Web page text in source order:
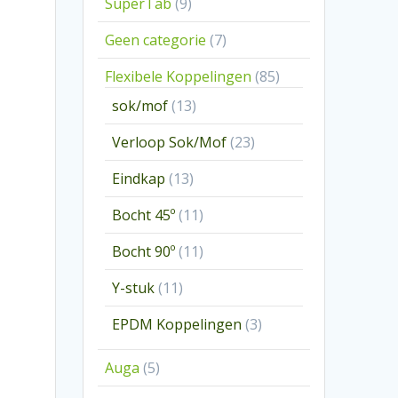
producten
Geen categorie 77
producten
Flexibele Koppelingen 8585
sok/mof 1313
producten
Verloop Sok/Mof 2323
producten
Eindkap 1313
producten
Bocht 45º 1111
producten
Bocht 90º 1111
producten
Y-stuk 1111
producten
EPDM Koppelingen 33
producten
Auga 55
producten